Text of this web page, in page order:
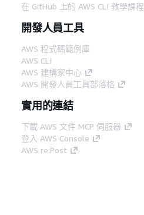
在 GitHub 上的 AWS CLI 教學課程
開發人員工具
AWS 程式碼範例庫
AWS CLI
AWS 建構家中心
AWS 開發人員工具部落格
實用的連結
下載 AWS 文件 MCP 伺服器
登入 AWS Console
AWS re:Post